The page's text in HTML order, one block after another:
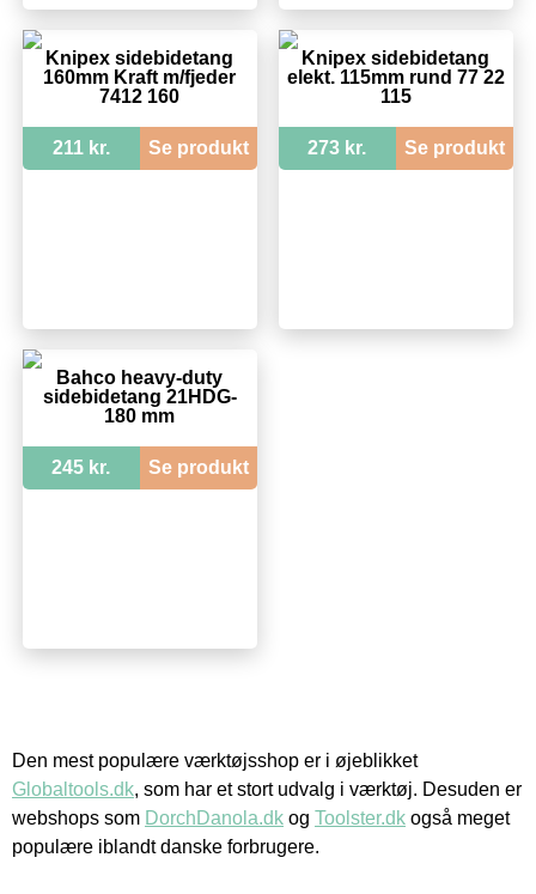
Knipex sidebidetang
160mm Kraft m/fjeder
7412 160
211 kr. Se produkt
Knipex sidebidetang
elekt. 115mm rund 77 22
115
273 kr. Se produkt
Bahco heavy-duty
sidebidetang 21HDG-
180 mm
245 kr. Se produkt
Den mest populære værktøjsshop er i øjeblikket
Globaltools.dk, som har et stort udvalg i værktøj. Desuden er
webshops som DorchDanola.dk og Toolster.dk også meget
populære iblandt danske forbrugere.